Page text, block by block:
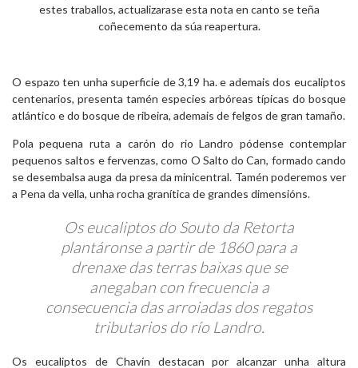
estes traballos, actualizarase esta nota en canto se teña
coñecemento da súa reapertura.
O espazo ten unha superficie de 3,19 ha. e ademais dos eucaliptos
centenarios, presenta tamén especies arbóreas típicas do bosque
atlántico e do bosque de ribeira, ademais de felgos de gran tamaño.
Pola pequena ruta a carón do rio Landro pódense contemplar
pequenos saltos e fervenzas, como O Salto do Can, formado cando
se desembalsa auga da presa da minicentral. Tamén poderemos ver
a Pena da vella, unha rocha granítica de grandes dimensións.
Os eucaliptos do Souto da Retorta
plantáronse a partir de 1860 para a
drenaxe das terras baixas que se
anegaban con frecuencia a
consecuencia das arroiadas dos regatos
tributarios do río Landro.
Os eucaliptos de Chavín destacan por alcanzar unha altura